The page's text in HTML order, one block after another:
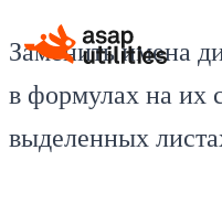
Заменить имена
в формулах на их
выделенных